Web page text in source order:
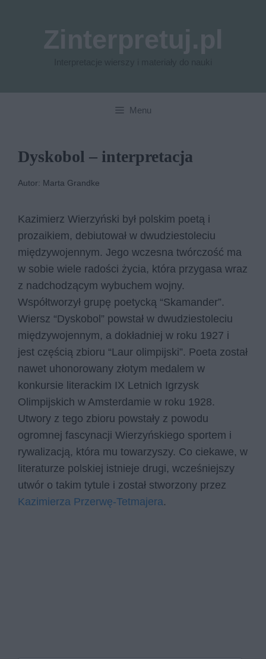
Menu
Dyskobol – interpretacja
Autor: Marta Grandke
Kazimierz Wierzyński był polskim poetą i
prozaikiem, debiutował w dwudziestoleciu
międzywojennym. Jego wczesna twórczość ma
w sobie wiele radości życia, która przygasa wraz
z nadchodzącym wybuchem wojny.
Współtworzył grupę poetycką “Skamander”.
Wiersz “Dyskobol” powstał w dwudziestoleciu
międzywojennym, a dokładniej w roku 1927 i
jest częścią zbioru “Laur olimpijski”. Poeta został
nawet uhonorowany złotym medalem w
konkursie literackim IX Letnich Igrzysk
Olimpijskich w Amsterdamie w roku 1928.
Utwory z tego zbioru powstały z powodu
ogromnej fascynacji Wierzyńskiego sportem i
rywalizacją, która mu towarzyszy. Co ciekawe, w
literaturze polskiej istnieje drugi, wcześniejszy
utwór o takim tytule i został stworzony przez
Kazimierza Przerwę-Tetmajera.